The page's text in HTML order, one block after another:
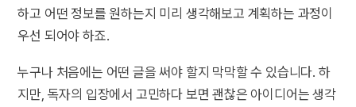
하고 어떤 정보를 원하는지 미리 생각해보고 계획하는 과정이
우선 되어야 하죠.
누구나 처음에는 어떤 글을 써야 할지 막막할 수 있습니다. 하
지만, 독자의 입장에서 고민하다 보면 괜찮은 아이디어는 생각